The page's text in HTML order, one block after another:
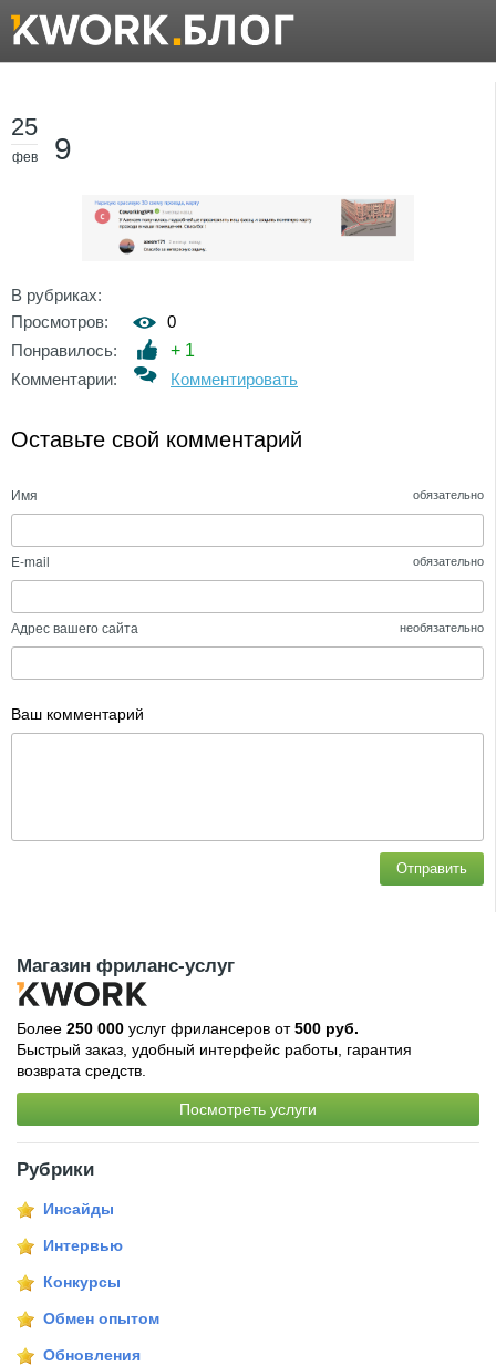
25
фев 9
В рубриках:
Просмотров:
0
Понравилось:
+ 1
Комментарии:
Комментировать
Оставьте свой комментарий
Имя обязательно
E-mail обязательно
Адрес вашего сайта необязательно
Ваш комментарий
Отправить
Магазин фриланс-услуг
Более 250 000 услуг фрилансеров от500 руб.
Быстрый заказ, удобный интерфейс работы, гарантия
возврата средств.
Посмотреть услуги
Рубрики
Инсайды
Интервью
Конкурсы
Обмен опытом
Обновления